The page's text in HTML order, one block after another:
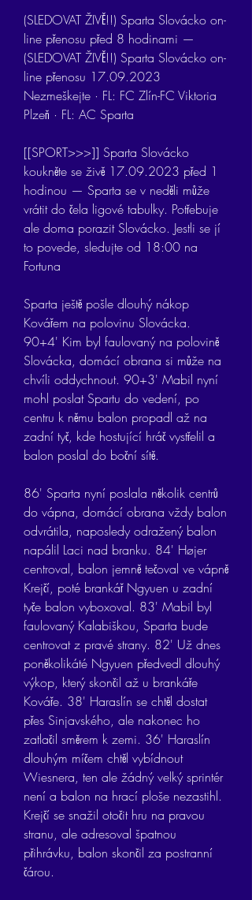
(SLEDOVAT ŽIVĚ!!) Sparta Slovácko on-
line přenosu před 8 hodinami —
(SLEDOVAT ŽIVĚ!!) Sparta Slovácko on-
line přenosu 17.09.2023
Nezmeškejte · FL: FC Zlín-FC Viktoria
Plzeň · FL: AC Sparta
[[SPORT>>>]] Sparta Slovácko
koukněte se živě 17.09.2023 před 1
hodinou — Sparta se v neděli může
vrátit do čela ligové tabulky. Potřebuje
ale doma porazit Slovácko. Jestli se jí
to povede, sledujte od 18:00 na
Fortuna
Sparta ještě pošle dlouhý nákop
Kovářem na polovinu Slovácka.
90+4' Kim byl faulovaný na polovině
Slovácka, domácí obrana si může na
chvíli oddychnout. 90+3' Mabil nyní
mohl poslat Spartu do vedení, po
centru k němu balon propadl až na
zadní tyč, kde hostující hráč vystřelil a
balon poslal do boční sítě.
86' Sparta nyní poslala několik centrů
do vápna, domácí obrana vždy balon
odvrátila, naposledy odražený balon
napálil Laci nad branku. 84' Højer
centroval, balon jemně tečoval ve vápně
Krejčí, poté brankář Ngyuen u zadní
tyče balon vyboxoval. 83' Mabil byl
faulovaný Kalabiškou, Sparta bude
centrovat z pravé strany. 82' Už dnes
poněkolikáté Ngyuen předvedl dlouhý
výkop, který skončil až u brankáře
Kováře. 38' Haraslín se chtěl dostat
přes Sinjavského, ale nakonec ho
zatlačil směrem k zemi. 36' Haraslín
dlouhým míčem chtěl vybídnout
Wiesnera, ten ale žádný velký sprintér
není a balon na hrací ploše nezastihl.
Krejčí se snažil otočit hru na pravou
stranu, ale adresoval špatnou
přihrávku, balon skončil za postranní
čárou.